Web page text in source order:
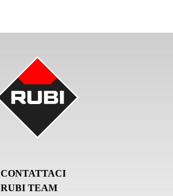
CONTATTACI
RUBI TEAM